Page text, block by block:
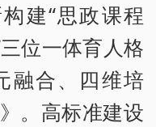
建“思政课程
位一体育人格
融合、四维培
。高标准建设